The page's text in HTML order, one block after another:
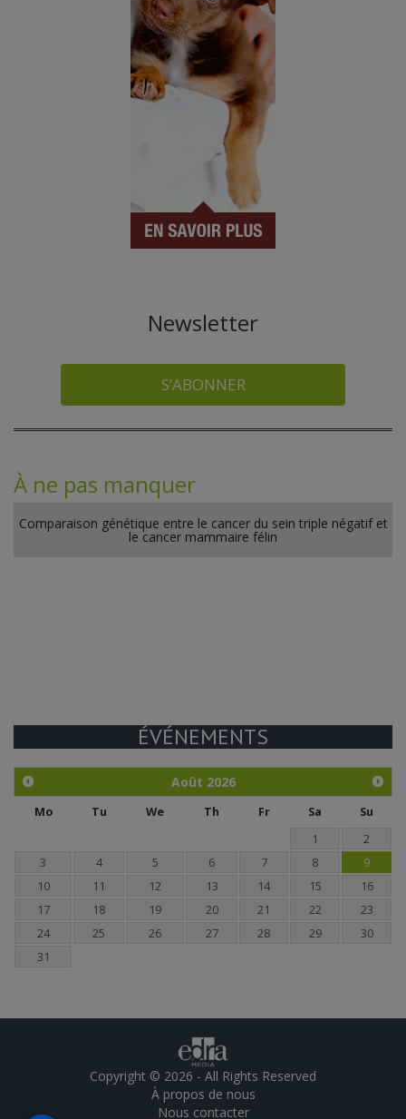
Newsletter
S’ABONNER
À ne pas manquer
Comparaison génétique entre le cancer du sein triple négatif et
le cancer mammaire félin
ÉVÉNEMENTS
Août 2026
Mo Tu We Th Fr Sa
Su
1
2
3
4 5 6 7 8
9
10
11 12 13 14 15
16
17
18 19 20 21 22
23
24
25 26 27 28 29
30
31
Copyright © 2026 - All Rights Reserved
À propos de nous
Nous contacter